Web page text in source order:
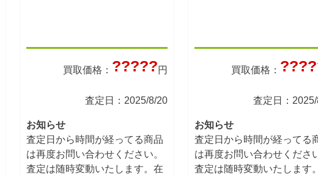
買取価格： ?????円
査定日：2025/8/20
お知らせ
査定日から時間が経ってる商品
は再度お問い合わせください。
査定は随時変動いたします。在
買取価格：
査定日：
お知らせ
査定日から時間が経ってる
は再度お問い合わせくださ
査定は随時変動いたします